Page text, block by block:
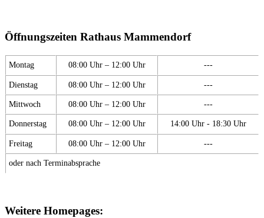
Öffnungszeiten Rathaus Mammendorf
Montag 08:00 Uhr – 12:00 Uhr ---
Dienstag 08:00 Uhr – 12:00 Uhr ---
Mittwoch 08:00 Uhr – 12:00 Uhr ---
Donnerstag 08:00 Uhr – 12:00 Uhr 14:00 Uhr - 18:30 Uhr
Freitag 08:00 Uhr – 12:00 Uhr ---
oder nach Terminabsprache
Weitere Homepages: